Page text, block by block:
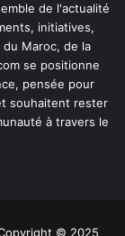
de l'actualité
initiatives,
Maroc, de la
se positionne
pensée pour
souhaitent rester
à travers le
© 2025